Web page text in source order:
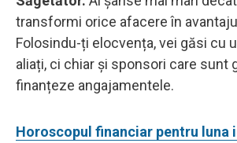
transformi orice afacere în
Folosindu-ți elocvența, vei găsi cu
aliați, ci chiar și sponsori care sunt
finanțeze angajamentele.
Horoscopul financiar pentru luna